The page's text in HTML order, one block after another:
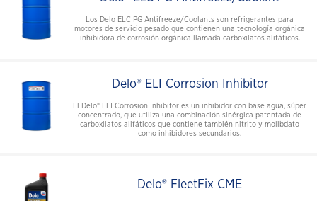
Los Delo ELC PG Antifreeze/Coolants son refrigerantes para
motores de servicio pesado que contienen una tecnología orgánica
inhibidora de corrosión orgánica llamada carboxilatos alifáticos.
Delo® ELI Corrosion Inhibitor
El Delo® ELI Corrosion Inhibitor es un inhibidor con base agua, súper
concentrado, que utiliza una combinación sinérgica patentada de
carboxilatos alifáticos que contiene también nitrito y molibdato
como inhibidores secundarios.
Delo® FleetFix CME